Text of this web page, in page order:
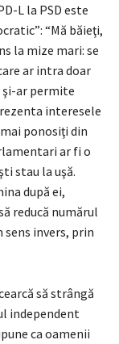
L la PSD este
“Mă băieţi,
la mize mari: se
ar intra doar
ar permite
interesele
ponosiţi din
ar fi o
stau la uşă.
după ei,
reducă numărul
invers, prin
să strângă
independent
ca oamenii